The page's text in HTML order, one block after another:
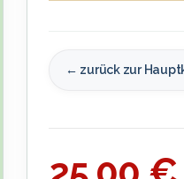
← zurück zur